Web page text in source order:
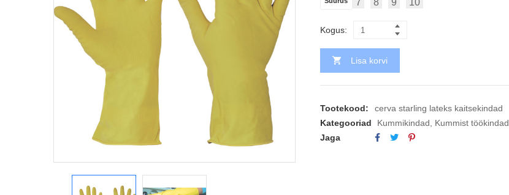
7 8 9 10
Kogus:
Lisa korvi
Tootekood:
cerva starling lateks kaitsekindad
Kategooriad
Kummikindad, Kummist töökindad
Jaga